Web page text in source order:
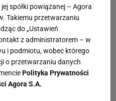
0.0 g
0.0 g
0.0 g
spółki powiązanej – Agora
Takiemu przetwarzaniu
do „Ustawień
z administratorem – w
i podmiotu, wobec którego
o przetwarzaniu danych
Polityka Prywatności
Agora S.A.